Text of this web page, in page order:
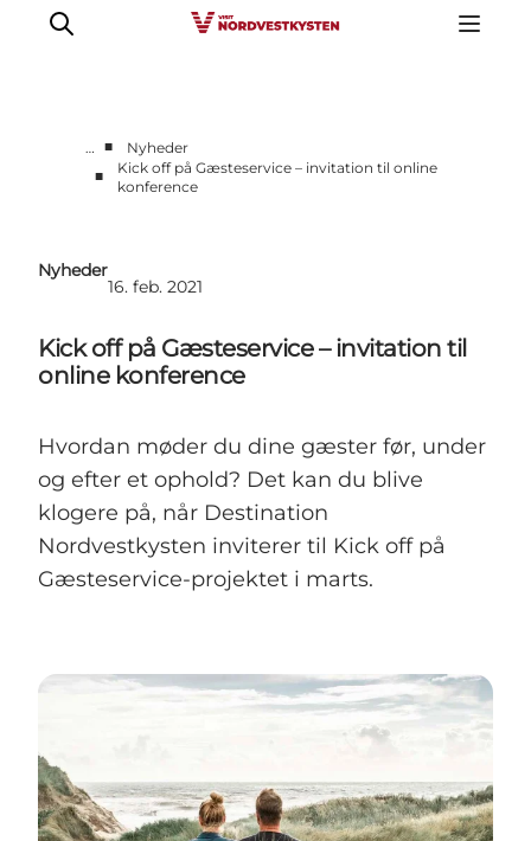
Erhverv
Kontakt
Presse
… ■
Nyheder
■
Kick off på Gæsteservice – invitation til online
konference
Nyheder
16. feb. 2021
Kick off på Gæsteservice – invitation til
online konference
Hvordan møder du dine gæster før, under
og efter et ophold? Det kan du blive
klogere på, når Destination
Nordvestkysten inviterer til Kick off på
Gæsteservice-projektet i marts.